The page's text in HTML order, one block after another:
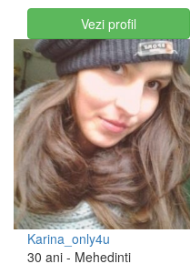
Vezi profil
Karina_only4u
30 ani - Mehedinti